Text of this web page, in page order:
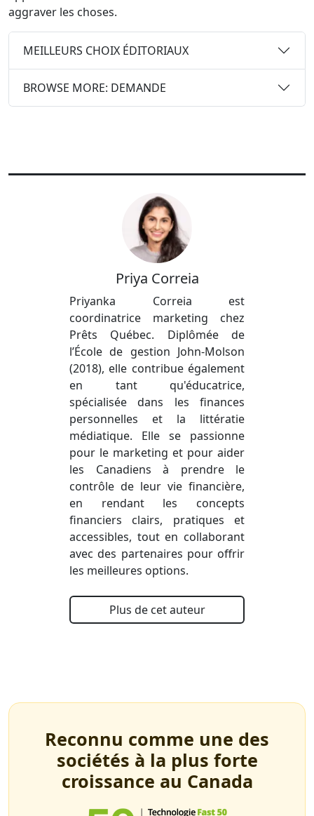
aggraver les choses.
MEILLEURS CHOIX ÉDITORIAUX
BROWSE MORE: DEMANDE
Priya Correia
Priyanka Correia est
coordinatrice marketing chez
Prêts Québec. Diplômée de
l’École de gestion John-Molson
(2018), elle contribue également
en tant qu'éducatrice,
spécialisée dans les finances
personnelles et la littératie
médiatique. Elle se passionne
pour le marketing et pour aider
les Canadiens à prendre le
contrôle de leur vie financière,
en rendant les concepts
financiers clairs, pratiques et
accessibles, tout en collaborant
avec des partenaires pour offrir
les meilleures options.
Plus de cet auteur
Reconnu comme une des
sociétés à la plus forte
croissance au Canada